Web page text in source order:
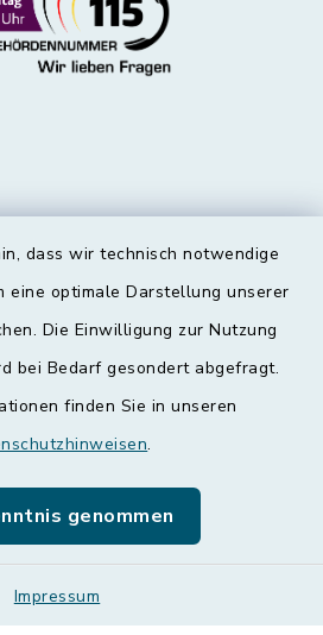
dass wir technisch notwendige
eine optimale Darstellung unserer
Die Einwilligung zur Nutzung
bei Bedarf gesondert abgefragt.
finden Sie in unseren
.
genommen
Impressum
Kontakt
Sprache
Sitemap